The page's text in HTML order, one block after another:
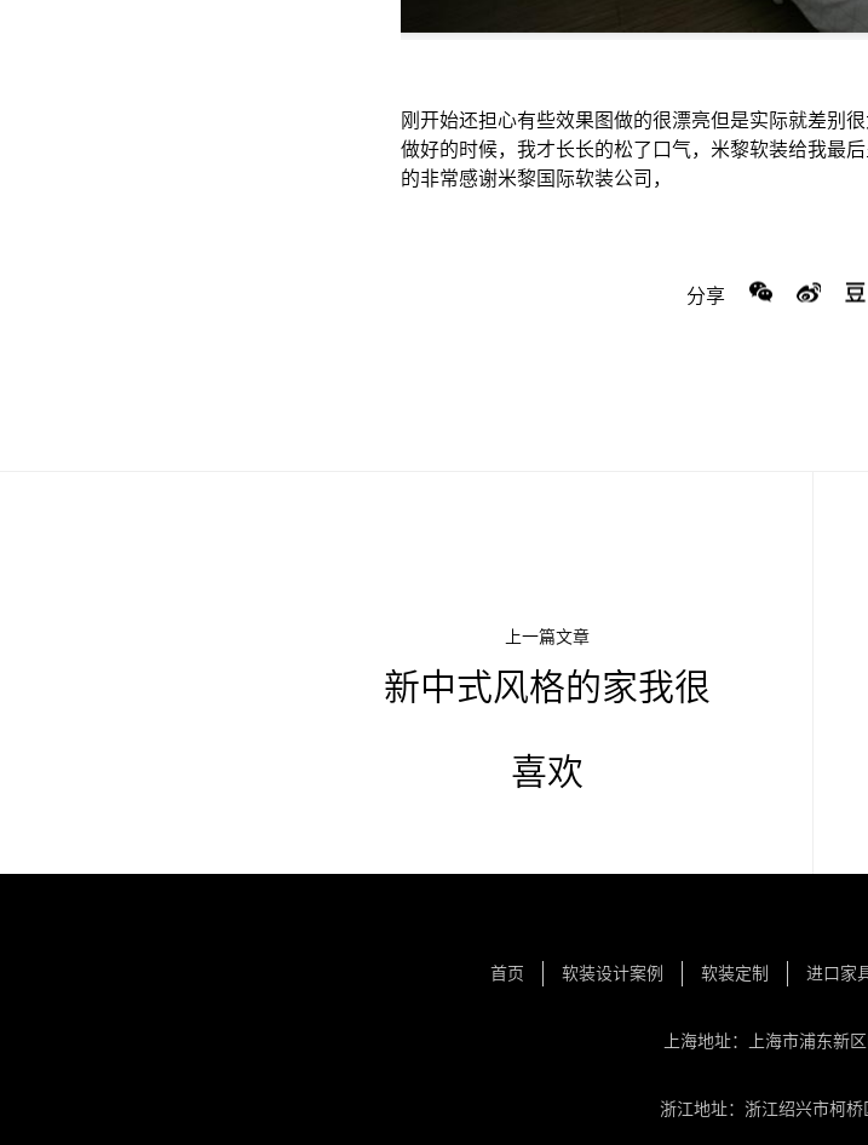
刚开始还担心有些效果图做的很漂亮但是实际就差别
做好的时候，我才长长的松了口气，米黎软装给我最
的非常感谢米黎国际软装公司，
分享
上一篇文章
新中式风格的家我很
喜欢
首页 软装设计案例 软装定制 进口家
上海地址：上海市浦东新
浙江地址：浙江绍兴市柯桥